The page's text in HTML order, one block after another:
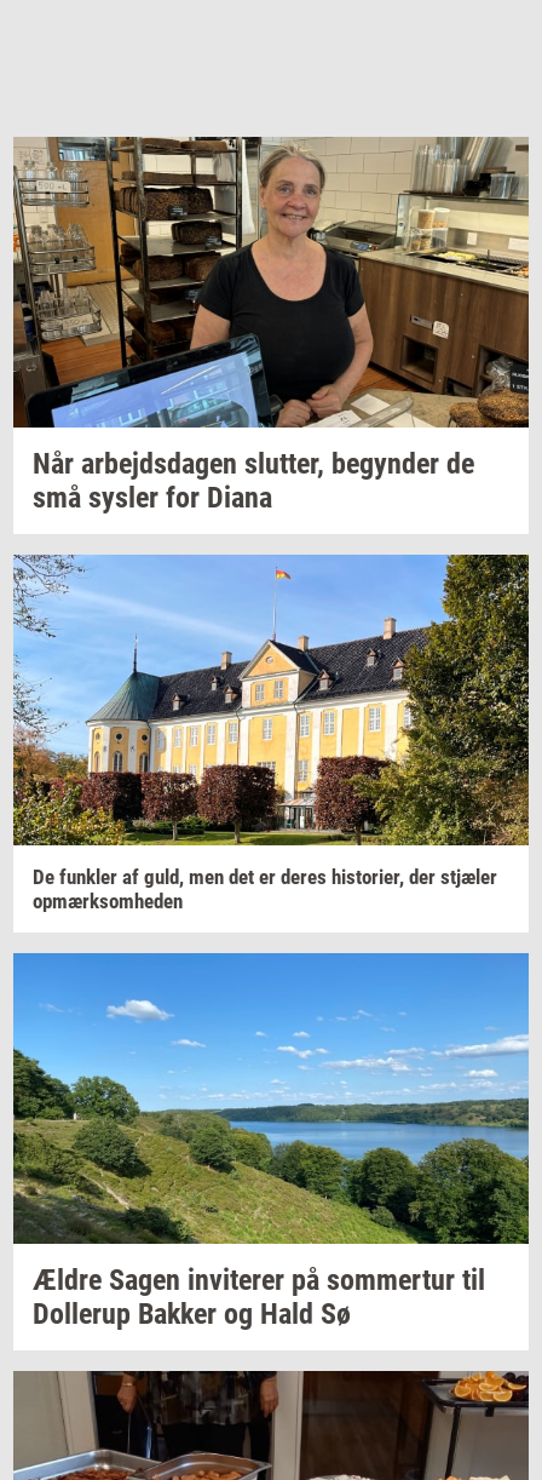
Når ar­bejds­da­gen slut­ter, be­gyn­der de
små sy­s­ler for Diana
De funk­ler af guld, men det er deres hi­sto­ri­er, der stjæ­ler
op­mærk­som­he­den
Ældre Sagen in­vi­te­rer på som­mer­tur til
Dol­lerup Bak­ker og Hald Sø